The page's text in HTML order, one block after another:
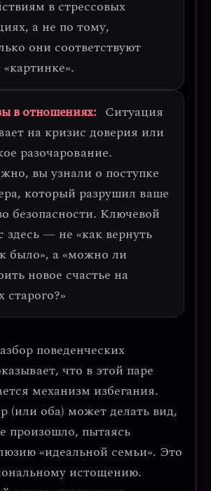
в стрессовых
а не по тому,
они соответствуют
в отношениях: Ситуация
на кризис доверия или
разочарование.
вы узнали о поступке
который разрушил ваше
безопасности. Ключевой
здесь — не «как вернуть
было», а«можно ли
новое счастье на
старого?»
поведенческих
что в этой паре
механизм избегания.
(или оба) может делать вид,
произошло, пытаясь
«идеальной семьи». Это
истощению.